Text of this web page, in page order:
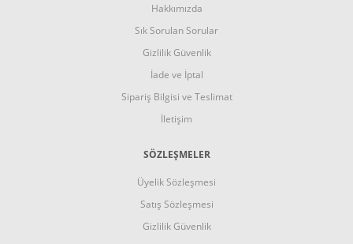
Hakkımızda
Sık Sorulan Sorular
Gizlilik Güvenlik
İade ve İptal
Sipariş Bilgisi ve Teslimat
İletişim
SÖZLEŞMELER
Üyelik Sözleşmesi
Satış Sözleşmesi
Gizlilik Güvenlik